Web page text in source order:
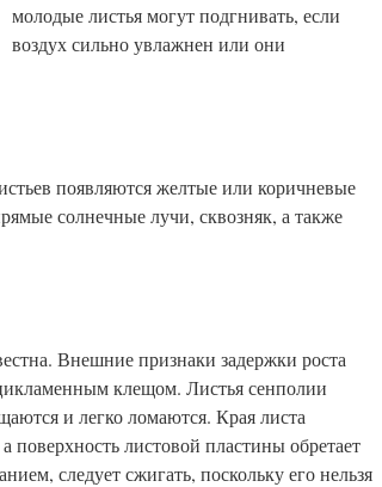
молодые листья могут подгнивать, если
воздух сильно увлажнен или они
появляются желтые или коричневые
солнечные лучи, сквозняк, а также
Внешние признаки задержки роста
клещом. Листья сенполии
и легко ломаются. Края листа
листовой пластины обретает
следует сжигать, поскольку его нельзя